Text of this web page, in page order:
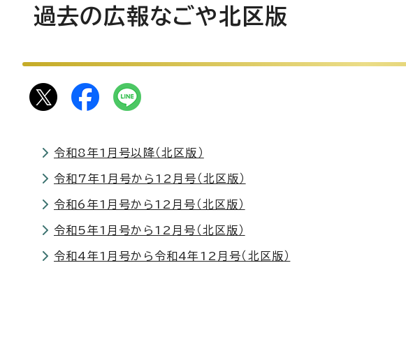
過去の広報なごや北区版
令和8年1月号以降（北区版）
令和7年1月号から12月号（北区版）
令和6年1月号から12月号（北区版）
令和5年1月号から12月号（北区版）
令和4年1月号から令和4年12月号（北区版）